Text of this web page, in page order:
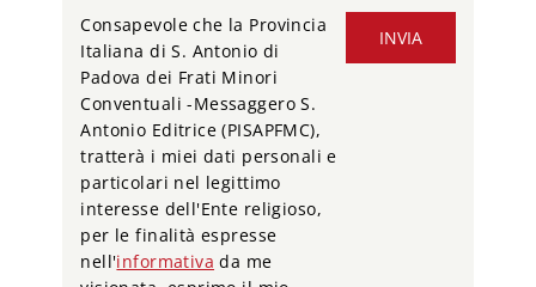
INVIA
Consapevole che la Provincia
Italiana di S. Antonio di
Padova dei Frati Minori
Conventuali -Messaggero S.
Antonio Editrice (PISAPFMC),
tratterà i miei dati personali e
particolari nel legittimo
interesse dell'Ente religioso,
per le finalità espresse
nell'informativa da me